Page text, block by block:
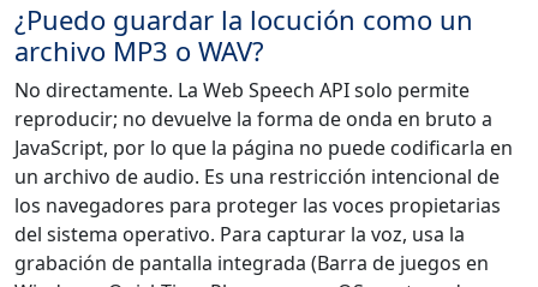
¿Puedo guardar la locución como un
archivo MP3 o WAV?
No directamente. La Web Speech API solo permite
reproducir; no devuelve la forma de onda en bruto a
JavaScript, por lo que la página no puede codificarla en
un archivo de audio. Es una restricción intencional de
los navegadores para proteger las voces propietarias
del sistema operativo. Para capturar la voz, usa la
grabación de pantalla integrada (Barra de juegos en